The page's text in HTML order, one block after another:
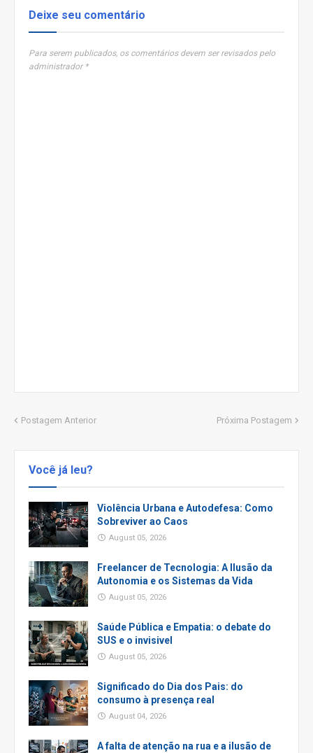
Deixe seu comentário
Para serem publicados, os comentários devem ser revisados pelo
administrador *
Postagem Anterior Próxima Postagem
Você já leu?
Violência Urbana e Autodefesa: Como
Sobreviver ao Caos
August 05, 2026
Freelancer de Tecnologia: A Ilusão da
Autonomia e os Sistemas da Vida
August 05, 2026
Saúde Pública e Empatia: o debate do
SUS e o invisivel
August 05, 2026
Significado do Dia dos Pais: do
consumo à presença real
August 04, 2026
A falta de atenção na rua e a ilusão de